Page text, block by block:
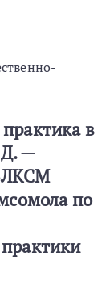
в
—
по